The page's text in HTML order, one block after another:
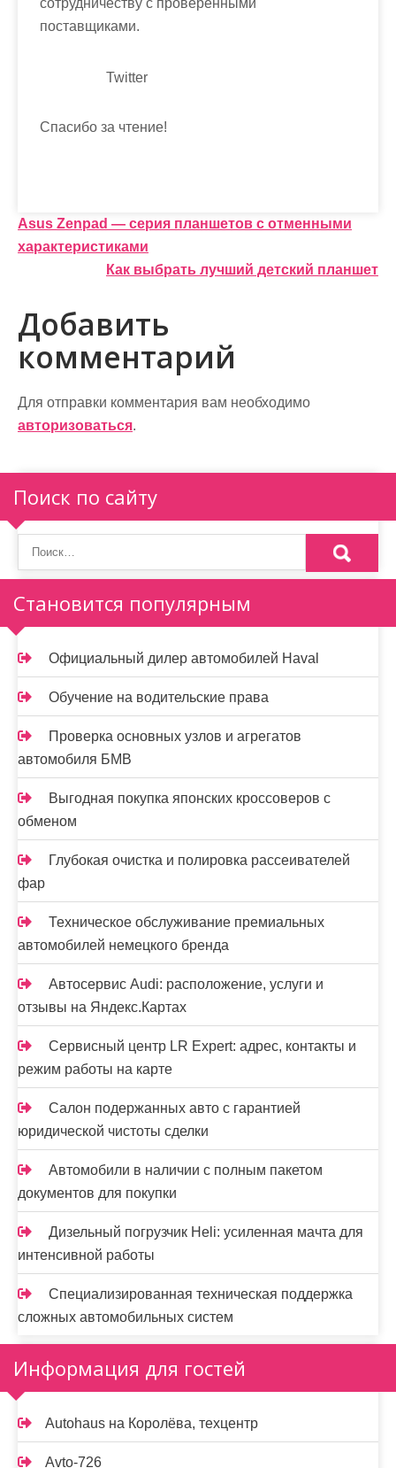
поставщиками.
Twitter
Спасибо за чтение!
Н
а
и
г
а
ц
я
п
о
з
а
п
и
с
я
м
Asus Zenpad — серия планшетов с отменными
характеристиками
Как выбрать лучший детский планшет
Добавить
комментарий
Для отправки комментария вам необходимо
авторизоваться.
Поиск по сайту
Становится популярным
Официальный дилер автомобилей Haval
Обучение на водительские права
Проверка основных узлов и агрегатов
автомобиля БМВ
Выгодная покупка японских кроссоверов с
обменом
Глубокая очистка и полировка рассеивателей
фар
Техническое обслуживание премиальных
автомобилей немецкого бренда
Автосервис Audi: расположение, услуги и
отзывы на Яндекс.Картах
Сервисный центр LR Expert: адрес, контакты и
режим работы на карте
Салон подержанных авто с гарантией
юридической чистоты сделки
Автомобили в наличии с полным пакетом
документов для покупки
Дизельный погрузчик Heli: усиленная мачта для
интенсивной работы
Специализированная техническая поддержка
сложных автомобильных систем
Информация для гостей
Autohaus на Королёва, техцентр
Avto-726